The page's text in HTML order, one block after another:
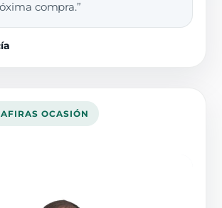
compra.”
OCASIÓN